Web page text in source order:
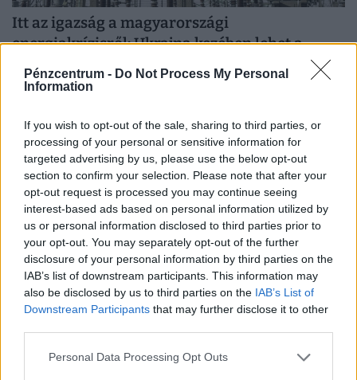
Pénzcentrum - Do Not Process My Personal
Information
If you wish to opt-out of the sale, sharing to third parties, or
processing of your personal or sensitive information for
targeted advertising by us, please use the below opt-out
section to confirm your selection. Please note that after your
opt-out request is processed you may continue seeing
interest-based ads based on personal information utilized by
us or personal information disclosed to third parties prior to
your opt-out. You may separately opt-out of the further
disclosure of your personal information by third parties on the
IAB’s list of downstream participants. This information may
also be disclosed by us to third parties on the IAB’s List of
Downstream Participants that may further disclose it to other
Personal Data Processing Opt Outs
Itt az igazság a magyarországi
energiakrízisről: Ukrajna kezében lehet a
sorsunk - ezen áll vagy bukik az áramellátás
A hiányzó energia jelentős része meglepő módon
ami Európa folyóival történt